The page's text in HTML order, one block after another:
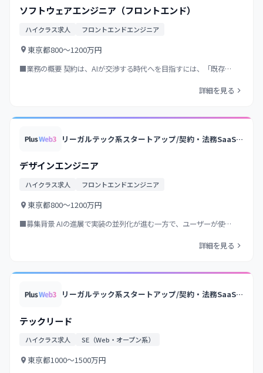
ソフトウェアエンジニア（フロントエンド）
ハイクラス求人 フロントエンドエンジニア
東京都800〜1200万円
■業務の概要 契約は、AIが交渉する時代へを目指すには、「既存…
詳細を見る
リーガルテック系スタートアップ/契約・法務SaaSの国内トップクラス/業界トップクラス法律事務所のノウハウ×AI/大手企業中心に導入
デザインエンジニア
ハイクラス求人 フロントエンドエンジニア
東京都800〜1200万円
■募集背景 AIの進展で実装の並列化が進む一方で、ユーザーが使…
詳細を見る
リーガルテック系スタートアップ/契約・法務SaaSの国内トップクラス/業界トップクラス法律事務所のノウハウ×AI/大手企業中心に導入
テックリード
ハイクラス求人 SE（Web・オープン系）
東京都1000〜1500万円